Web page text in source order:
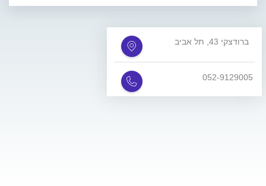
ברודצקי 43, תל אביב
052-9129005